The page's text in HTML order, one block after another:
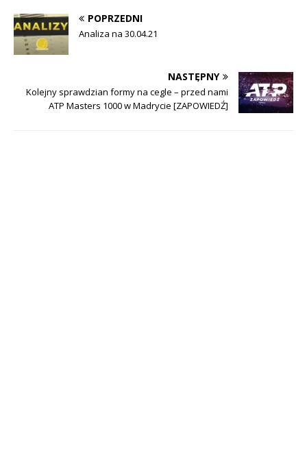
POPRZEDNI
Analiza na 30.04.21
NASTĘPNY
Kolejny sprawdzian formy na cegle – przed nami
ATP Masters 1000 w Madrycie [ZAPOWIEDŹ]